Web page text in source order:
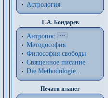
Астрология
Г.А. Бондарев
Антропос
Методософия
Философия cвободы
Священное писание
Die Methodologie...
Печати планет